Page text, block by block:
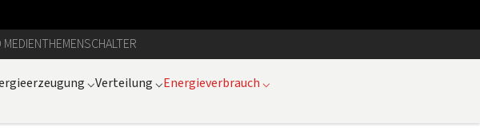
THEMENSCHALTER
⌵Verteilung ⌵Energieverbrauch ⌵